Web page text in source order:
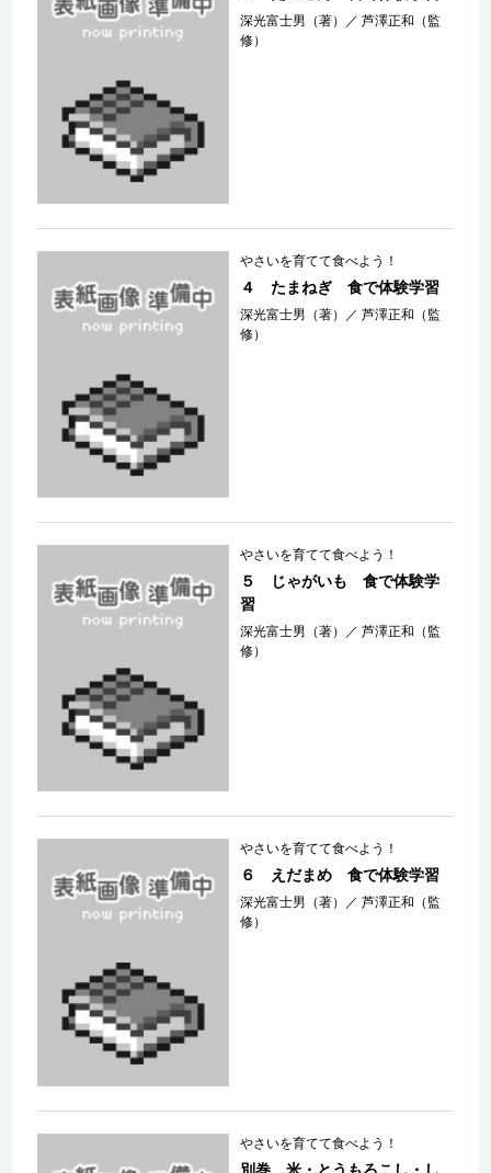
深光富士男（著） ／芦澤正和（監
修）
やさいを育てて食べよう！
４ たまねぎ 食で体験学習
深光富士男（著） ／芦澤正和（監
修）
やさいを育てて食べよう！
５ じゃがいも 食で体験学
習
深光富士男（著） ／芦澤正和（監
修）
やさいを育てて食べよう！
６ えだまめ 食で体験学習
深光富士男（著） ／芦澤正和（監
修）
やさいを育てて食べよう！
別巻 米・とうもろこし・し